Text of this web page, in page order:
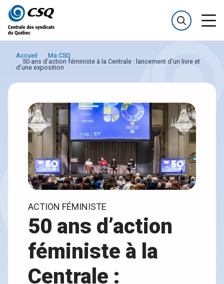
Passer
au
menu
Passer
au
contenu
Accueil
Ma CSQ
50 ans d’action féministe à la Centrale : lancement d’un livre et
d’une exposition
ACTION FÉMINISTE
50 ans d’action
féministe à la
Centrale :